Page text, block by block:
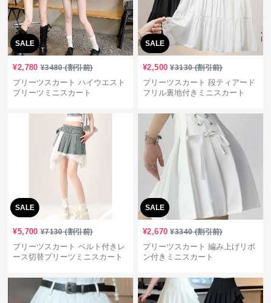
SALE
¥2,780 ¥3480(割引前)
プリーツスカート ハイウエスト
プリーツミニスカート
SALE
¥2,500 ¥3130(割引前)
プリーツスカート 段ティアード
フリル裏地付きミニスカート
SALE
¥5,700 ¥7130(割引前)
プリーツスカート ベルト付きレ
ース切替プリーツミニスカート
SALE
¥2,670 ¥3340(割引前)
プリーツスカート 編み上げリボ
ン付きミニスカート